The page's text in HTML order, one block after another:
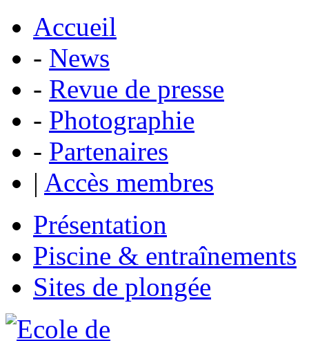
Accueil
- News
- Revue de presse
- Photographie
- Partenaires
| Accès membres
Présentation
Piscine & entraînements
Sites de plongée